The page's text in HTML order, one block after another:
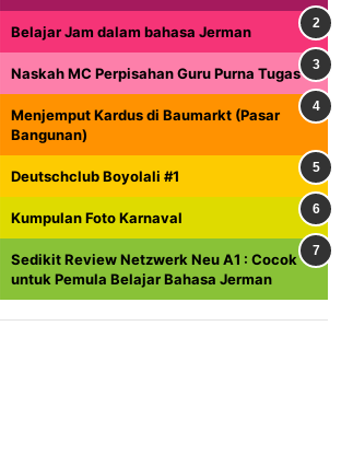
Belajar Jam dalam bahasa Jerman
Naskah MC Perpisahan Guru Purna Tugas
Menjemput Kardus di Baumarkt (Pasar
Bangunan)
Deutschclub Boyolali #1
Kumpulan Foto Karnaval
Sedikit Review Netzwerk Neu A1 : Cocok
untuk Pemula Belajar Bahasa Jerman